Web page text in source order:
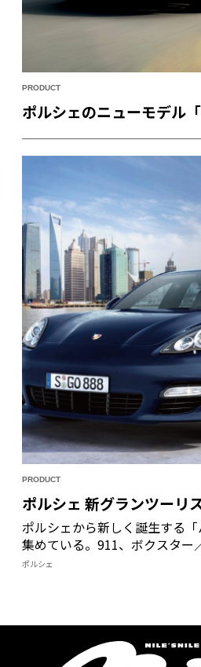
PRODUCT
ポルシェのニューモデル
PRODUCT
ポルシェ 新グランツーリ
ポルシェから新しく誕生する
集めている。911、ボクスター
に続く第４のモデルレンジで、
ポルシェ